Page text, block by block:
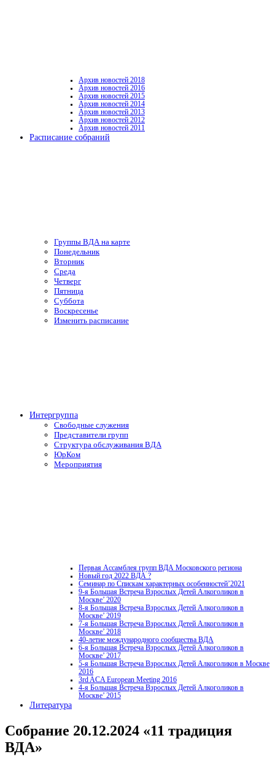
Архив новостей 2018
Архив новостей 2016
Архив новостей 2015
Архив новостей 2014
Архив новостей 2013
Архив новостей 2012
Архив новостей 2011
Расписание собраний
Группы ВДА на карте
Понедельник
Вторник
Среда
Четверг
Пятница
Суббота
Воскресенье
Изменить расписание
Интергруппа
Свободные служения
Представители групп
Структура обслуживания ВДА
ЮрКом
Мероприятия
Первая Ассамблея групп ВДА Московского региона
Новый год 2022 ВДА ?
Семинар по Спискам характерных особенностей’2021
9-я Большая Встреча Взрослых Детей Алкоголиков в
Москве’ 2020
8-я Большая Встреча Взрослых Детей Алкоголиков в
Москве’ 2019
7-я Большая Встреча Взрослых Детей Алкоголиков в
Москве’ 2018
40-летие международного сообщества ВДА
6-я Большая Встреча Взрослых Детей Алкоголиков в
Москве’ 2017
5-я Большая Встреча Взрослых Детей Алкоголиков в Москве
2016
3rd ACA European Meeting 2016
4-я Большая Встреча Взрослых Детей Алкоголиков в
Москве’ 2015
Литература
Собрание 20.12.2024 «11 традиция
ВДА»